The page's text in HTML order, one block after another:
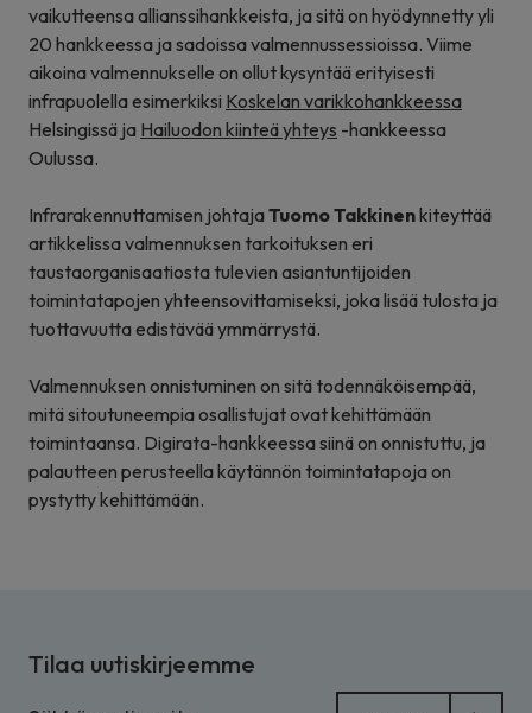
vaikutteensa allianssihankkeista, ja sitä on hyödynnetty yli
20 hankkeessa ja sadoissa valmennussessioissa. Viime
aikoina valmennukselle on ollut kysyntää erityisesti
infrapuolella esimerkiksi Koskelan varikkohankkeessa
Helsingissä ja Hailuodon kiinteä yhteys -hankkeessa
Oulussa.
Infrarakennuttamisen johtajaTuomo Takkinenkiteyttää
artikkelissa valmennuksen tarkoituksen eri
taustaorganisaatiosta tulevien asiantuntijoiden
toimintatapojen yhteensovittamiseksi, joka lisää tulosta ja
tuottavuutta edistävää ymmärrystä.
Valmennuksen onnistuminen on sitä todennäköisempää,
mitä sitoutuneempia osallistujat ovat kehittämään
toimintaansa. Digirata-hankkeessa siinä on onnistuttu, ja
palautteen perusteella käytännön toimintatapoja on
pystytty kehittämään.
Tilaa uutiskirjeemme